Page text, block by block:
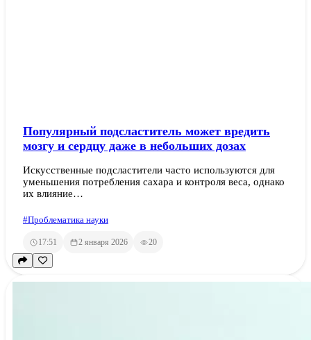
Популярный подсластитель может вредить
мозгу и сердцу даже в небольших дозах
Искусственные подсластители часто используются для
уменьшения потребления сахара и контроля веса, однако
их влияние…
#Проблематика науки
17:51 2 января 2026 20